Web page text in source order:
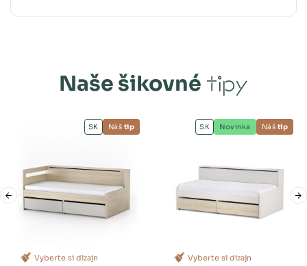
Naše šikovné tipy
Vyberte si dizajn
SK Náš tip
Vyberte si dizajn
SK Novinka Náš tip